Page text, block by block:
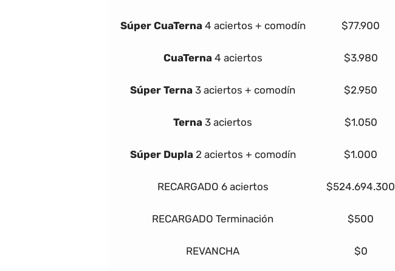
Súper CuaTerna 4 aciertos + comodín $77.900
CuaTerna 4 aciertos $3.980
Súper Terna 3 aciertos + comodín $2.950
Terna 3 aciertos $1.050
Súper Dupla 2 aciertos + comodín $1.000
RECARGADO 6 aciertos $524.694.300
RECARGADO Terminación $500
REVANCHA $0